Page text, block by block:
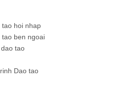
hoi nhap
ben ngoai
tao
Dao tao